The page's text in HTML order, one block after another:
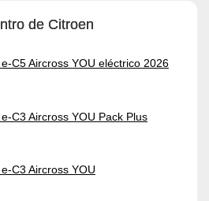
de Citroen
C5 Aircross YOU eléctrico 2026
C3 Aircross YOU Pack Plus
C3 Aircross YOU